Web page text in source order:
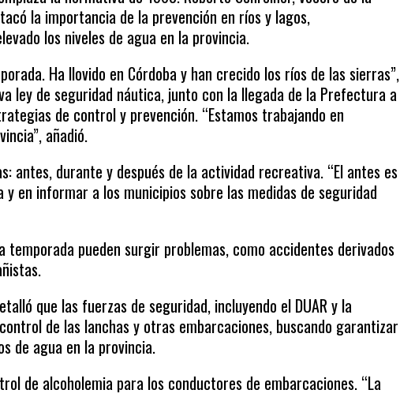
la importancia de la prevención en ríos y lagos,
los niveles de agua en la provincia.
Ha llovido en Córdoba y han crecido los ríos de las sierras”,
ley de seguridad náutica, junto con la llegada de la Prefectura a
de control y prevención. “Estamos trabajando en
añadió.
antes, durante y después de la actividad recreativa. “El antes es
en informar a los municipios sobre las medidas de seguridad
pueden surgir problemas, como accidentes derivados
que las fuerzas de seguridad, incluyendo el DUAR y la
de las lanchas y otras embarcaciones, buscando garantizar
de agua en la provincia.
de alcoholemia para los conductores de embarcaciones. “La